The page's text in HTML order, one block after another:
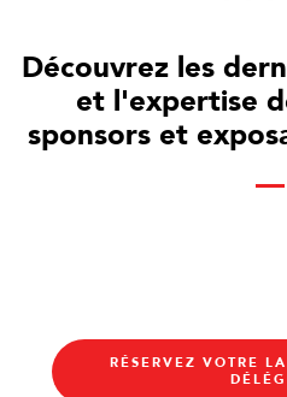
Découvrez les
et l'expertise
sponsors et
RÉSERVEZ VOTRE